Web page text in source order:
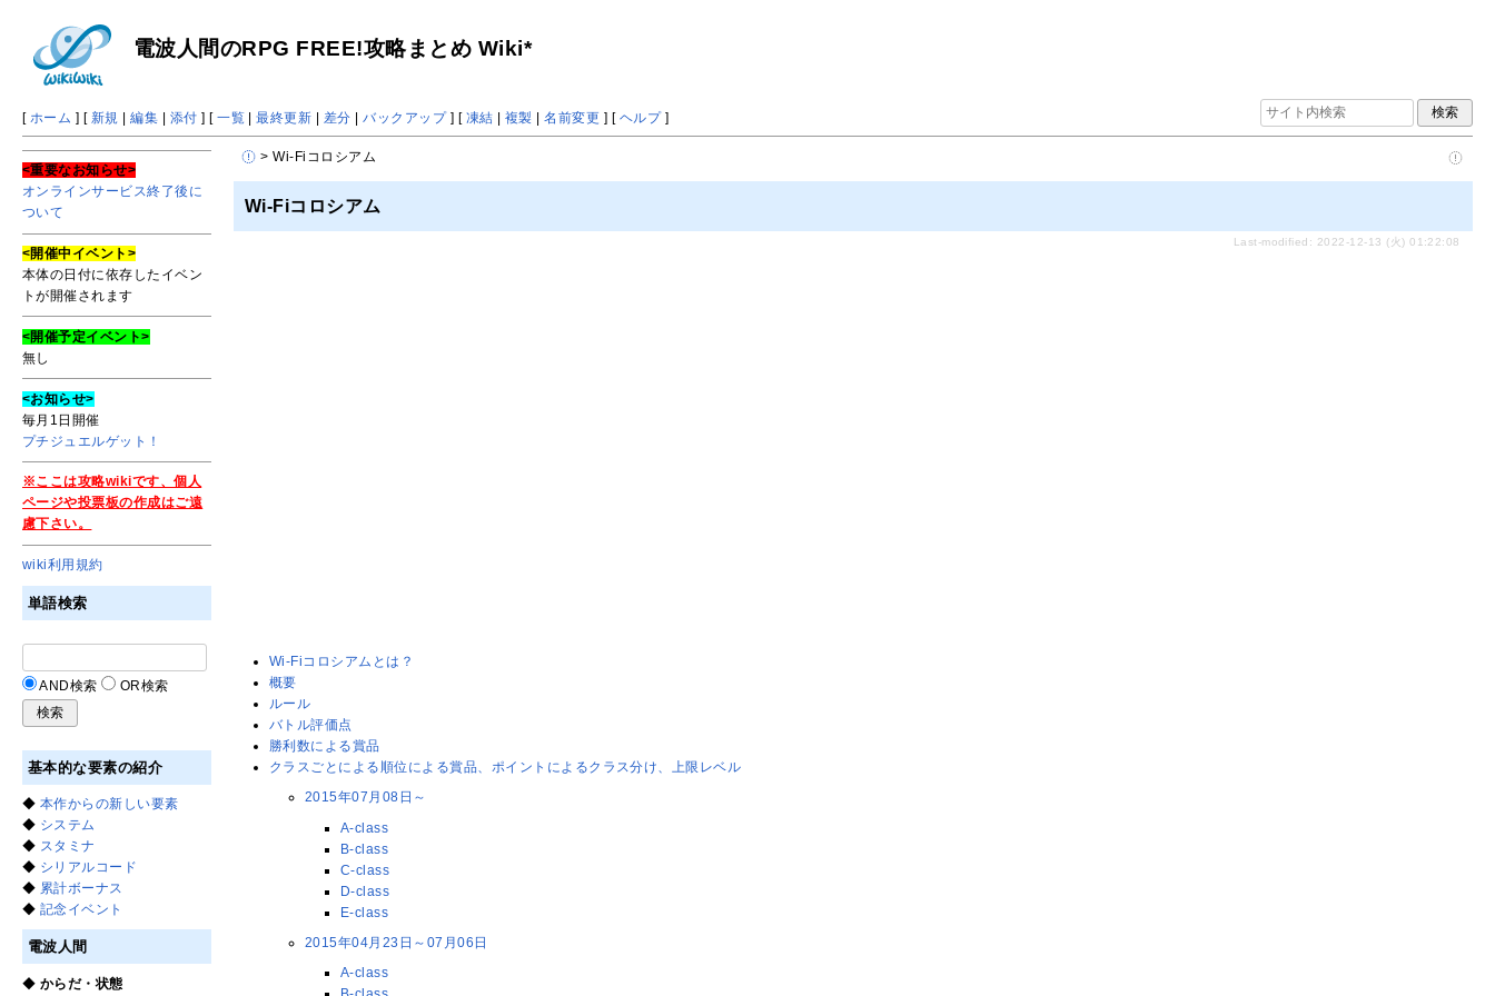
電波人間のRPG FREE!攻略まとめ Wiki*
[ ホーム ] [ 新規 |編集 | 添付 ] [一覧 |最終更新 | 差分 |バックアップ] [ 凍結 | 複製 |名前変更 ] [ ヘルプ]
> Wi-Fiコロシアム
Wi-Fiコロシアム
Last-modified: 2022-12-13 (火) 01:22:08
Wi-Fiコロシアムとは？
概要
ルール
バトル評価点
勝利数による賞品
クラスごとによる順位による賞品、ポイントによるクラス分け、上限レベル
2015年07月08日～
A-class
B-class
C-class
D-class
E-class
2015年04月23日～07月06日
A-class
<重要なお知らせ>
オンラインサービス終了後に
ついて
<開催中イベント>
本体の日付に依存したイベン
トが開催されます
<開催予定イベント>
無し
<お知らせ>
毎月1日開催
プチジュエルゲット！
※ここは攻略wikiです、個人
ページや投票板の作成はご遠
慮下さい。
wiki利用規約
単語検索
AND検索 OR検索
基本的な要素の紹介
◆ 本作からの新しい要素
◆ システム
◆ スタミナ
◆ シリアルコード
◆ 累計ボーナス
◆ 記念イベント
電波人間
◆ からだ・状態